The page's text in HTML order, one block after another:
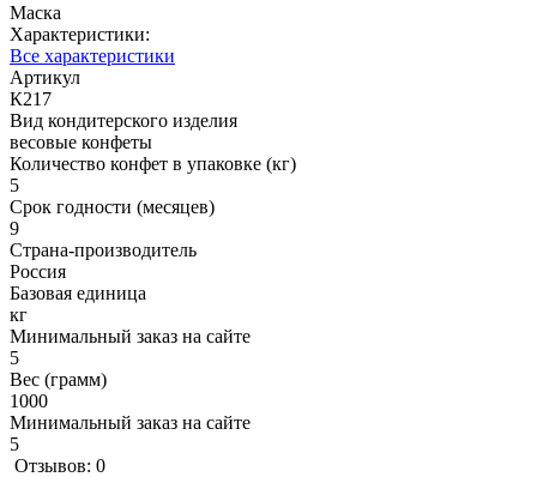
Маска
Характеристики:
Все характеристики
Артикул
К217
Вид кондитерского изделия
весовые конфеты
Количество конфет в упаковке (кг)
5
Срок годности (месяцев)
9
Страна-производитель
Россия
Базовая единица
кг
Минимальный заказ на сайте
5
Вес (грамм)
1000
Минимальный заказ на сайте
5
Отзывов: 0